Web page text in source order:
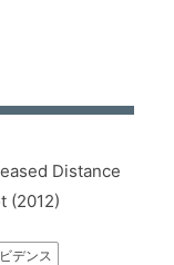
Distance
(2012)
デンス